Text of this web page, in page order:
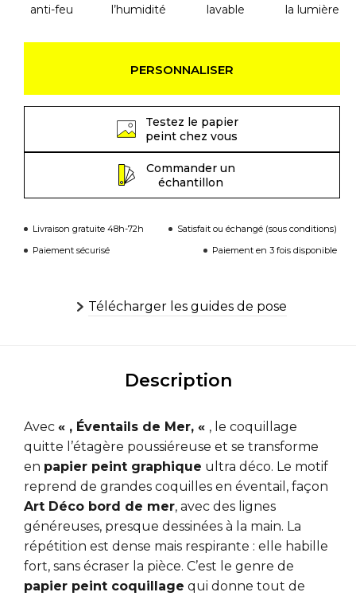
anti-feu
l’humidité
lavable
la lumière
PERSONNALISER
Testez le papier
peint chez vous
Commander un
échantillon
Livraison gratuite 48h-72h
Satisfait ou échangé (sous conditions)
Paiement sécurisé
Paiement en 3 fois disponible
Télécharger les guides de pose
Description
Avec « , Éventails de Mer, « , le coquillage
quitte l’étagère poussiéreuse et se transforme
en papier peint graphique ultra déco. Le motif
reprend de grandes coquilles en éventail, façon
Art Déco bord de mer, avec des lignes
généreuses, presque dessinées à la main. La
répétition est dense mais respirante : elle habille
fort, sans écraser la pièce. C’est le genre de
papier peint coquillage qui donne tout de